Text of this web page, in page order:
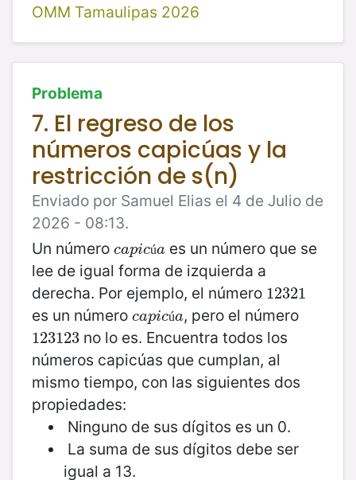
OMM Tamaulipas 2026
Problema
7. El regreso de los
números capicúas y la
restricción de s(n)
Enviado por Samuel Elias el 4 de Julio de
2026 - 08:13.
Un número capicúa
capicúaes un número que se
lee de igual forma de izquierda a
derecha. Por ejemplo, el número 12321
12321
es un número capicúa
capicúa, pero el número
123123
123123no lo es. Encuentra todos los
números capicúas que cumplan, al
mismo tiempo, con las siguientes dos
propiedades:
Ninguno de sus dígitos es un 0.
La suma de sus dígitos debe ser
igual a 13.